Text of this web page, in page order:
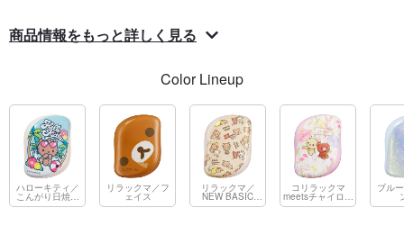
商品情報をもっと詳しく見る
Color Lineup
ハローキティ／
こんがり日焼け
サマー
リラックマ／フ
ェイス
リラックマ／
NEW BASIC
RILAKKUMA
コリラックマ
meetsチャイロイ
コグマ
ブル